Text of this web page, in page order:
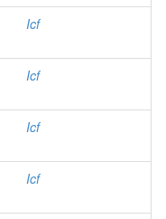
Icf
Icf
Icf
Icf